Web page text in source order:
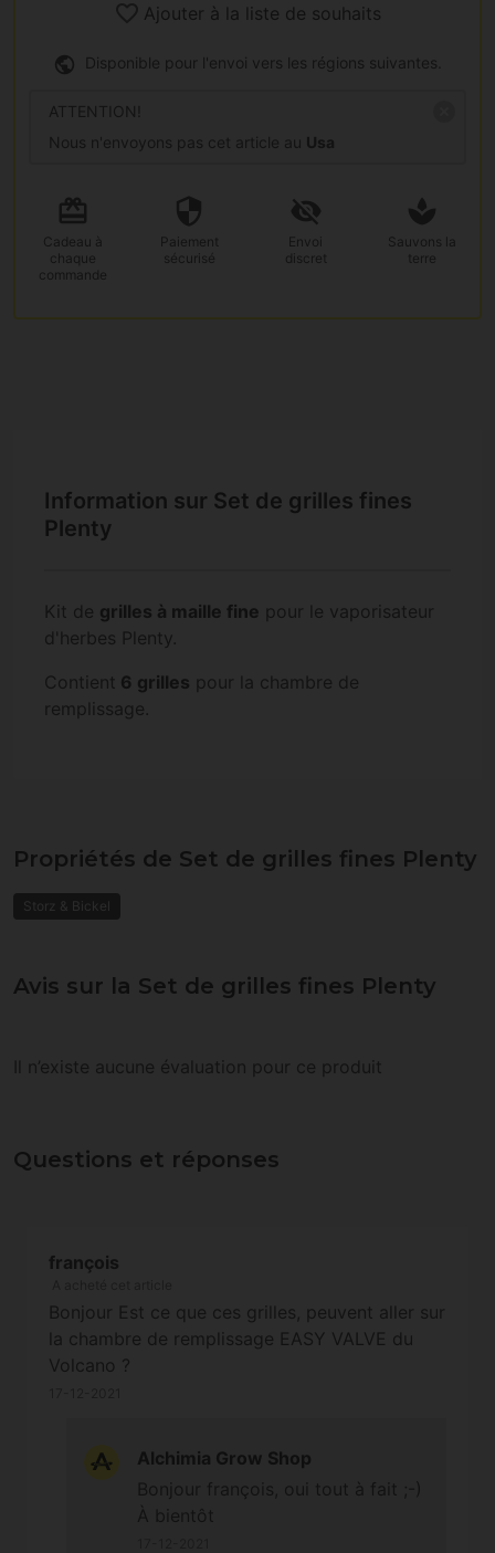
Ajouter à la liste de souhaits
Disponible pour l'envoi vers les régions suivantes.
ATTENTION!
Nous n'envoyons pas cet article au Usa
Cadeau à
chaque
commande
Paiement
sécurisé
Envoi
discret
Sauvons la
terre
Information sur Set de grilles fines
Plenty
Kit de grilles à maille fine pour le vaporisateur
d'herbes Plenty.
Contient 6 grilles pour la chambre de
remplissage.
Propriétés de Set de grilles fines Plenty
Storz & Bickel
Avis sur la Set de grilles fines Plenty
Il n’existe aucune évaluation pour ce produit
Questions et réponses
françois
Bonjour Est ce que ces grilles, peuvent aller sur
la chambre de remplissage EASY VALVE du
Volcano ?
Alchimia Grow Shop
Bonjour françois, oui tout à fait ;-)
À bientôt